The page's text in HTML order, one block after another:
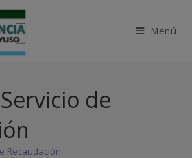
Menú
de
Recaudación